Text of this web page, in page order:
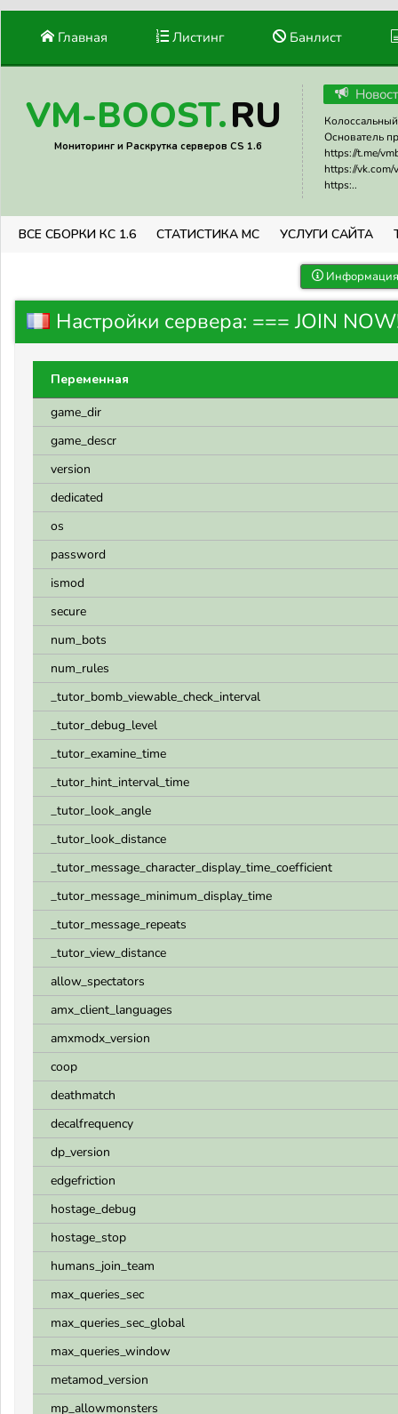
Главная Листинг Банлист
VM-BOOST.RU
Мониторинг и Раскрутка серверов CS 1.6
Основатель
https://t.me/
https://vk.com/
https:..
ВСЕ СБОРКИ КС 1.6 СТАТИСТИКА МС УСЛУГИ САЙТА
Настройки сервера: === JOIN
Переменная
game_dir
game_descr
version
dedicated
os
password
ismod
secure
num_bots
num_rules
_tutor_bomb_viewable_check_interval
_tutor_debug_level
_tutor_examine_time
_tutor_hint_interval_time
_tutor_look_angle
_tutor_look_distance
_tutor_message_character_display_time_coefficient
_tutor_message_minimum_display_time
_tutor_message_repeats
_tutor_view_distance
allow_spectators
amx_client_languages
amxmodx_version
coop
deathmatch
decalfrequency
dp_version
edgefriction
hostage_debug
hostage_stop
humans_join_team
max_queries_sec
max_queries_sec_global
max_queries_window
metamod_version
mp_allowmonsters